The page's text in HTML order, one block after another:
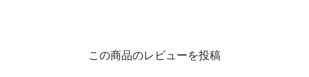
この商品のレビューを投稿